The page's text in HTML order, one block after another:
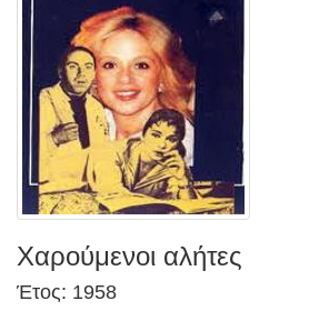
Χαρούμενοι αλήτες
Έτος: 1958